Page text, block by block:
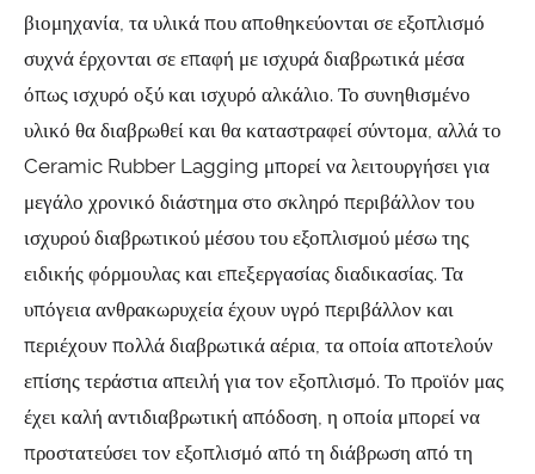
βιομηχανία, τα υλικά που αποθηκεύονται σε εξοπλισμό
συχνά έρχονται σε επαφή με ισχυρά διαβρωτικά μέσα
όπως ισχυρό οξύ και ισχυρό αλκάλιο. Το συνηθισμένο
υλικό θα διαβρωθεί και θα καταστραφεί σύντομα, αλλά το
Ceramic Rubber Lagging μπορεί να λειτουργήσει για
μεγάλο χρονικό διάστημα στο σκληρό περιβάλλον του
ισχυρού διαβρωτικού μέσου του εξοπλισμού μέσω της
ειδικής φόρμουλας και επεξεργασίας διαδικασίας. Τα
υπόγεια ανθρακωρυχεία έχουν υγρό περιβάλλον και
περιέχουν πολλά διαβρωτικά αέρια, τα οποία αποτελούν
επίσης τεράστια απειλή για τον εξοπλισμό. Το προϊόν μας
έχει καλή αντιδιαβρωτική απόδοση, η οποία μπορεί να
προστατεύσει τον εξοπλισμό από τη διάβρωση από τη